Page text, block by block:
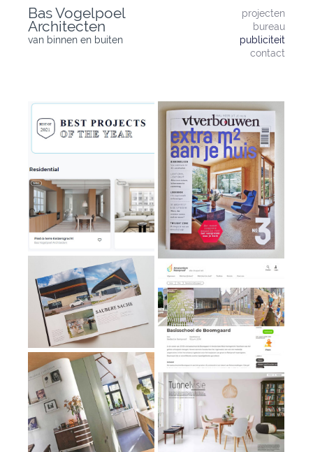
content
Bas Vogelpoel
Architecten
van binnen en buiten
projecten
bureau
publiciteit
contact